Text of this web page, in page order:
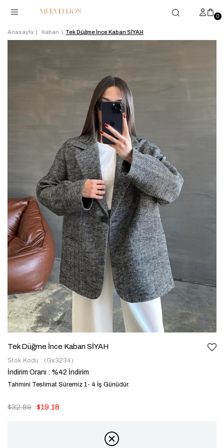
0
Anasayfa Kaban Tek Düğme İnce Kaban SİYAH
Tek Düğme İnce Kaban SİYAH
Stok Kodu (Gx3234)
İndirim Oranı : %42 İndirim
Tahmini Teslimat Süremiz 1- 4 İş Günüdür.
$32.89 $19.18